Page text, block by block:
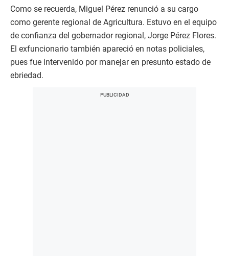
Como se recuerda, Miguel Pérez renunció a su cargo
como gerente regional de Agricultura. Estuvo en el equipo
de confianza del gobernador regional, Jorge Pérez Flores.
El exfuncionario también apareció en notas policiales,
pues fue intervenido por manejar en presunto estado de
ebriedad.